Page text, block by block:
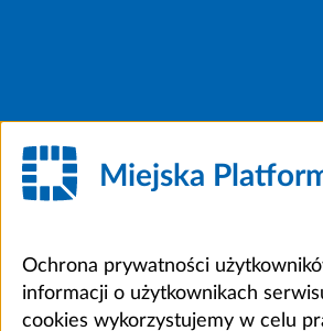
Miejska
Ochrona prywatności
informacji o użytkownikach
cookies wykorzystujemy w celu